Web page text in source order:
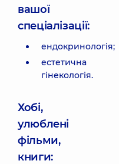
вашої
спеціалізації:
ендокринологія;
естетична
гінекологія.
Хобі,
улюблені
фільми,
книги: